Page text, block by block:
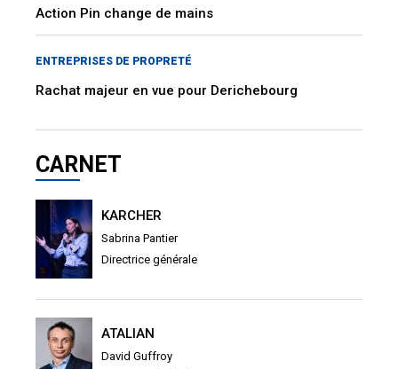
Action Pin change de mains
ENTREPRISES DE PROPRETÉ
Rachat majeur en vue pour Derichebourg
CARNET
KARCHER
Sabrina Pantier
Directrice générale
ATALIAN
David Guffroy